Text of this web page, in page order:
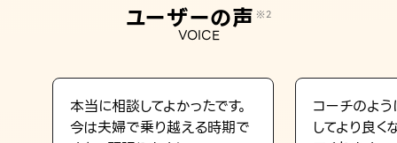
ユーザーの声 ※2
VOICE
本当に相談してよかったです。
今は夫婦で乗り越える時期で
コーチのよ
してより良